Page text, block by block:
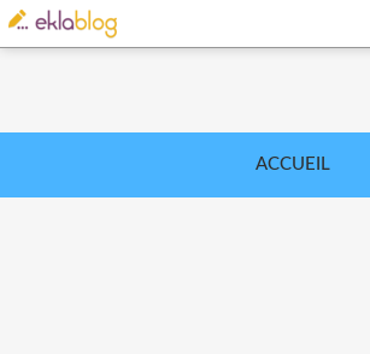
ACCUEIL